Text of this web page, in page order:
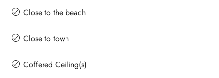
Close to the beach
Close to town
Coffered Ceiling(s)